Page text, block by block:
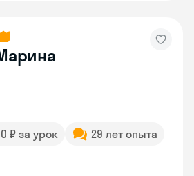
₽ за урок
29 лет опыта